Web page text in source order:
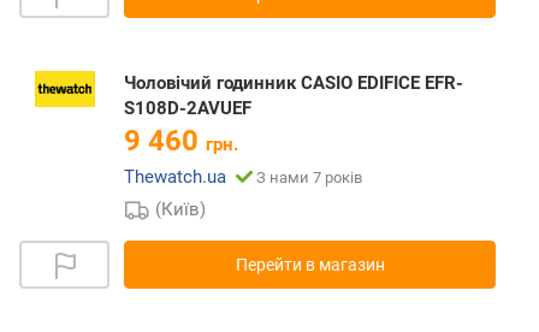
Чоловічий годинник CASIO EDIFICE EFR-
S108D-2AVUEF
9 460 грн.
Thewatch.ua
З нами 7 років
(Київ)
Перейти в магазин